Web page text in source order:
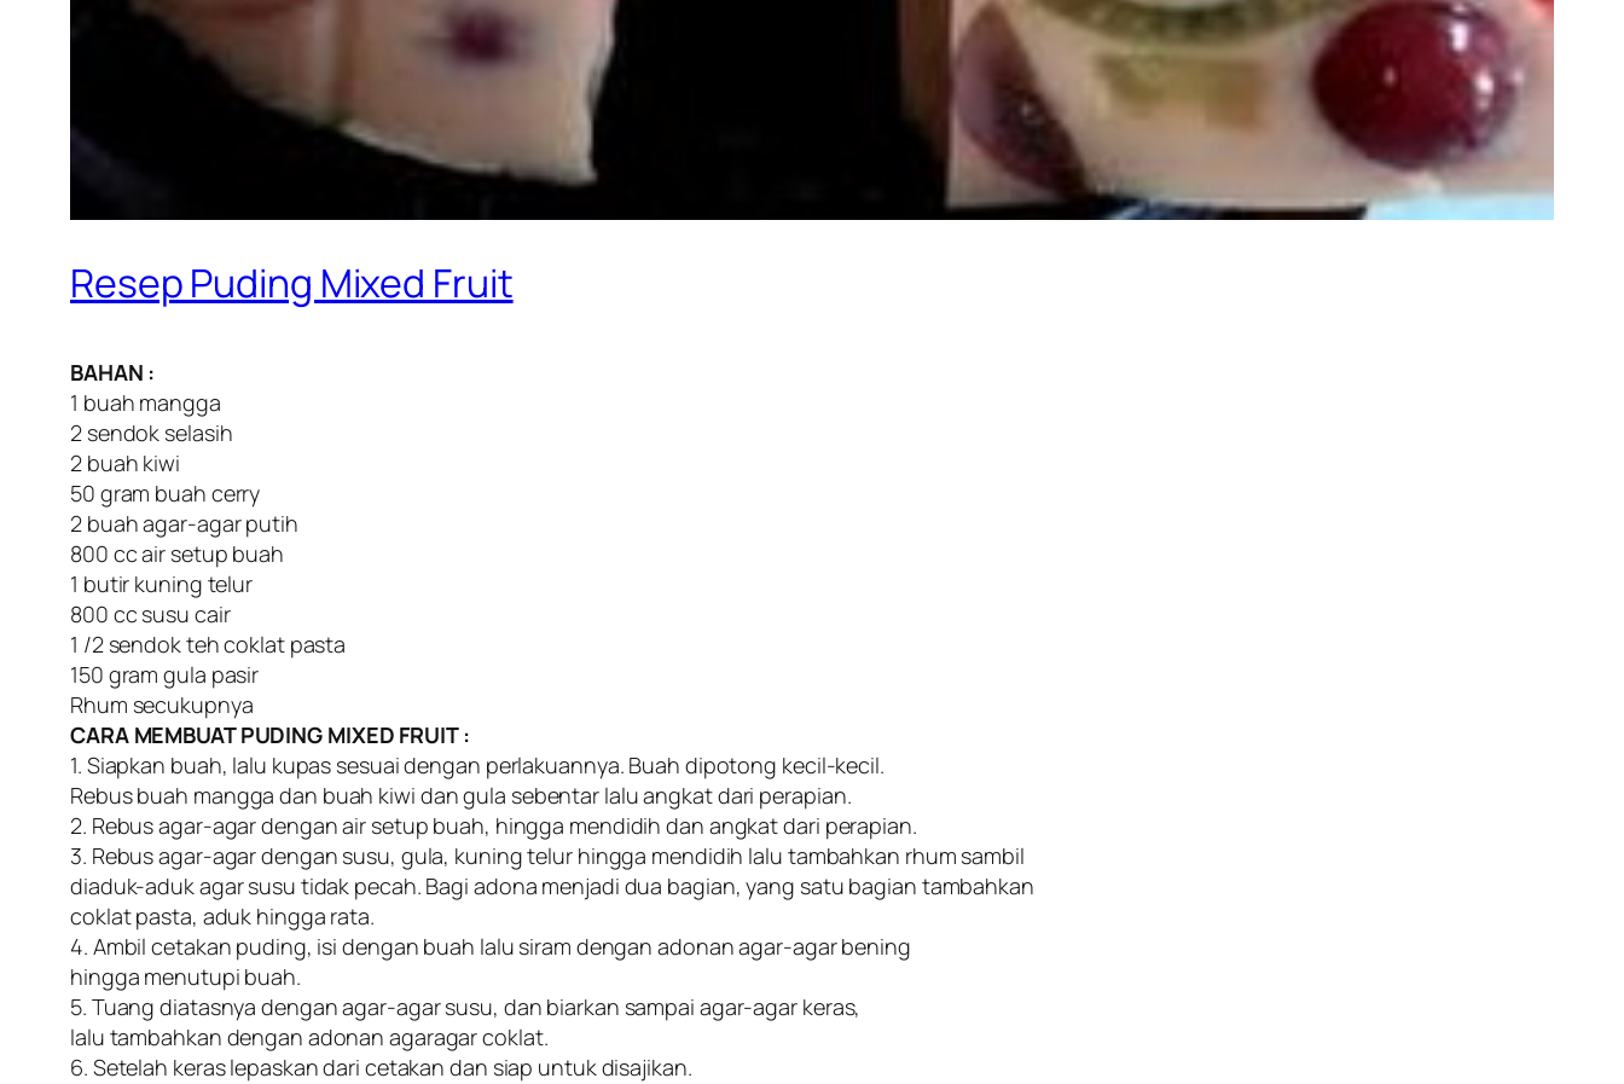
Resep Puding Mixed Fruit
BAHAN :
1 buah mangga
2 sendok selasih
2 buah kiwi
50 gram buah cerry
2 buah agar-agar putih
800 cc air setup buah
1 butir kuning telur
800 cc susu cair
1 /2 sendok teh coklat pasta
150 gram gula pasir
Rhum secukupnya
CARA MEMBUAT PUDING MIXED FRUIT :
1. Siapkan buah, lalu kupas sesuai dengan perlakuannya. Buah dipotong kecil-kecil.
Rebus buah mangga dan buah kiwi dan gula sebentar lalu angkat dari perapian.
2. Rebus agar-agar dengan air setup buah, hingga mendidih dan angkat dari perapian.
3. Rebus agar-agar dengan susu, gula, kuning telur hingga mendidih lalu tambahkan rhum sambil
diaduk-aduk agar susu tidak pecah. Bagi adona menjadi dua bagian, yang satu bagian tambahkan
coklat pasta, aduk hingga rata.
4. Ambil cetakan puding, isi dengan buah lalu siram dengan adonan agar-agar bening
hingga menutupi buah.
5. Tuang diatasnya dengan agar-agar susu, dan biarkan sampai agar-agar keras,
lalu tambahkan dengan adonan agaragar coklat.
6. Setelah keras lepaskan dari cetakan dan siap untuk disajikan.